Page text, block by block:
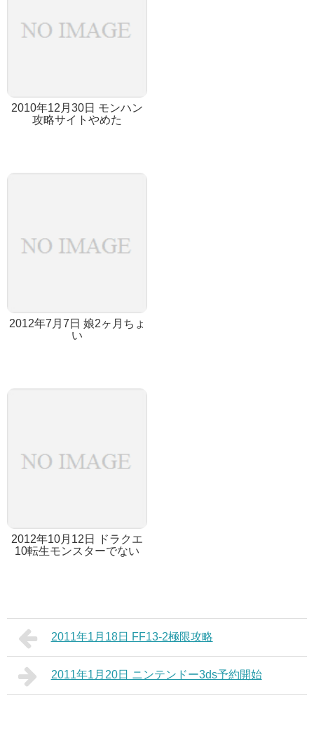
2010年12月30日 モンハン
攻略サイトやめた
2012年7月7日 娘2ヶ月ちょ
い
2012年10月12日 ドラクエ
10転生モンスターでない
2011年1月18日 FF13-2極限攻略
2011年1月20日 ニンテンドー3ds予約開始